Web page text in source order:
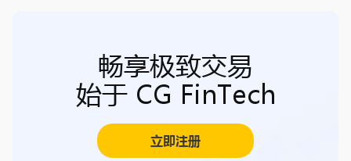
畅享极致交易
始于 CG FinTech
立即注册